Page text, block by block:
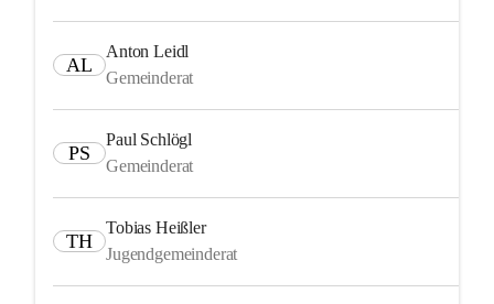
AL
Anton Leidl
Gemeinderat
PS
Paul Schlögl
Gemeinderat
TH
Tobias Heißler
Jugendgemeinderat